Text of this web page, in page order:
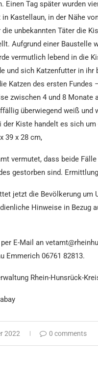
Einen Tag später wurden
in Kastellaun, in der Nähe
die unbekannten Täter die
Aufgrund einer Baustelle
vermutlich lebend in die
und sich Katzenfutter in ihr
Katzen des ersten
zwischen 4 und 8 Monate
überwiegend weiß und
der Kiste handelt es sich
39 x 28 cm,
vermutet, dass beide
gestorben sind.
jetzt die Bevölkerung um
Hinweise in Bezug
E-Mail an
Emmerich 06761 82813.
Rhein-Hunsrück-
2022 0 comments